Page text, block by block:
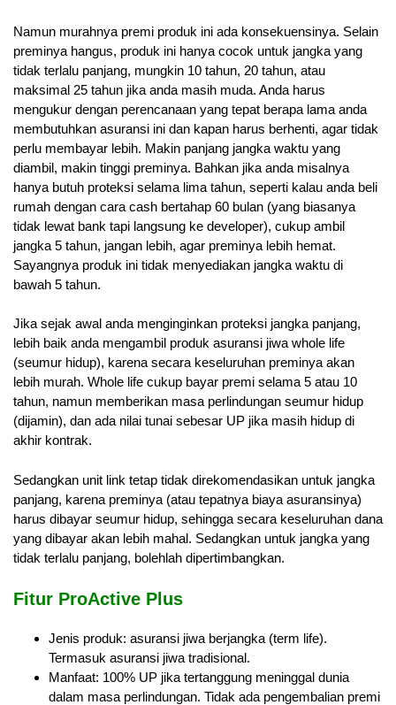
Namun murahnya premi produk ini ada konsekuensinya. Selain
preminya hangus, produk ini hanya cocok untuk jangka yang
tidak terlalu panjang, mungkin 10 tahun, 20 tahun, atau
maksimal 25 tahun jika anda masih muda. Anda harus
mengukur dengan perencanaan yang tepat berapa lama anda
membutuhkan asuransi ini dan kapan harus berhenti, agar tidak
perlu membayar lebih. Makin panjang jangka waktu yang
diambil, makin tinggi preminya. Bahkan jika anda misalnya
hanya butuh proteksi selama lima tahun, seperti kalau anda beli
rumah dengan cara cash bertahap 60 bulan (yang biasanya
tidak lewat bank tapi langsung ke developer), cukup ambil
jangka 5 tahun, jangan lebih, agar preminya lebih hemat.
Sayangnya produk ini tidak menyediakan jangka waktu di
bawah 5 tahun.
Jika sejak awal anda menginginkan proteksi jangka panjang,
lebih baik anda mengambil produk asuransi jiwa whole life
(seumur hidup), karena secara keseluruhan preminya akan
lebih murah. Whole life cukup bayar premi selama 5 atau 10
tahun, namun memberikan masa perlindungan seumur hidup
(dijamin), dan ada nilai tunai sebesar UP jika masih hidup di
akhir kontrak.
Sedangkan unit link tetap tidak direkomendasikan untuk jangka
panjang, karena preminya (atau tepatnya biaya asuransinya)
harus dibayar seumur hidup, sehingga secara keseluruhan dana
yang dibayar akan lebih mahal. Sedangkan untuk jangka yang
tidak terlalu panjang, bolehlah dipertimbangkan.
Fitur ProActive Plus
Jenis produk: asuransi jiwa berjangka (term life).
Termasuk asuransi jiwa tradisional.
Manfaat: 100% UP jika tertanggung meninggal dunia
dalam masa perlindungan. Tidak ada pengembalian premi